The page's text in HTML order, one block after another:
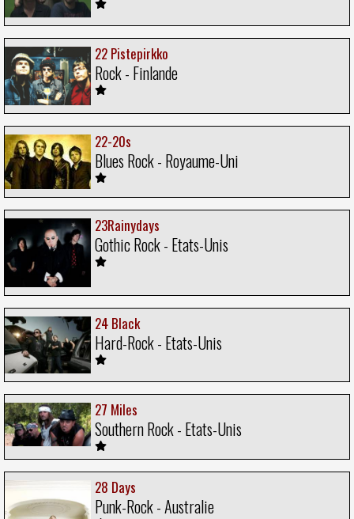
22 Pistepirkko
Rock - Finlande
22-20s
Blues Rock - Royaume-Uni
23Rainydays
Gothic Rock - Etats-Unis
24 Black
Hard-Rock - Etats-Unis
27 Miles
Southern Rock - Etats-Unis
28 Days
Punk-Rock - Australie